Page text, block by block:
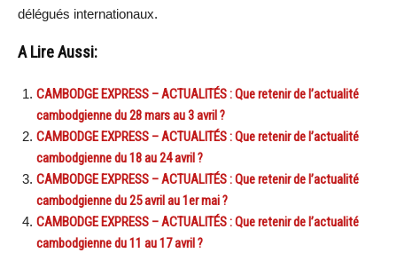
délégués internationaux.
A Lire Aussi:
CAMBODGE EXPRESS – ACTUALITÉS : Que retenir de l’actualité
cambodgienne du 28 mars au 3 avril ?
CAMBODGE EXPRESS – ACTUALITÉS : Que retenir de l’actualité
cambodgienne du 18 au 24 avril ?
CAMBODGE EXPRESS – ACTUALITÉS : Que retenir de l’actualité
cambodgienne du 25 avril au 1er mai ?
CAMBODGE EXPRESS – ACTUALITÉS : Que retenir de l’actualité
cambodgienne du 11 au 17 avril ?